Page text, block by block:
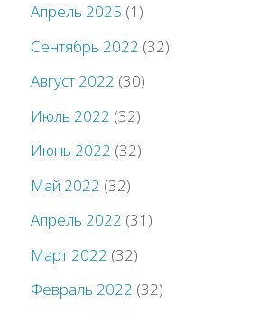
Апрель 2025 (1)
Сентябрь 2022 (32)
Август 2022 (30)
Июль 2022 (32)
Июнь 2022 (32)
Май 2022 (32)
Апрель 2022 (31)
Март 2022 (32)
Февраль 2022 (32)